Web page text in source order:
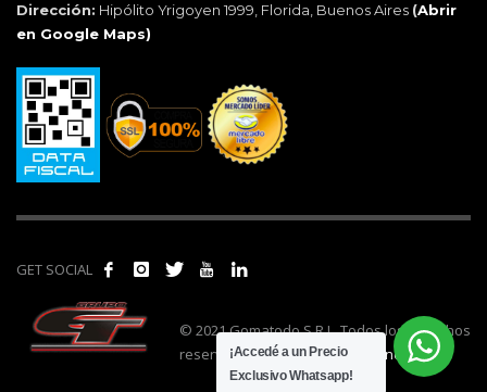
Dirección: Hipólito Yrigoyen 1999, Florida, Buenos Aires (Abrir
en Google Maps)
GET SOCIAL
© 2021 Gomatodo S.R.L. Todos los derechos
reservados. | Realizado por
cónclave.
¡Accedé a un Precio
Exclusivo Whatsapp!